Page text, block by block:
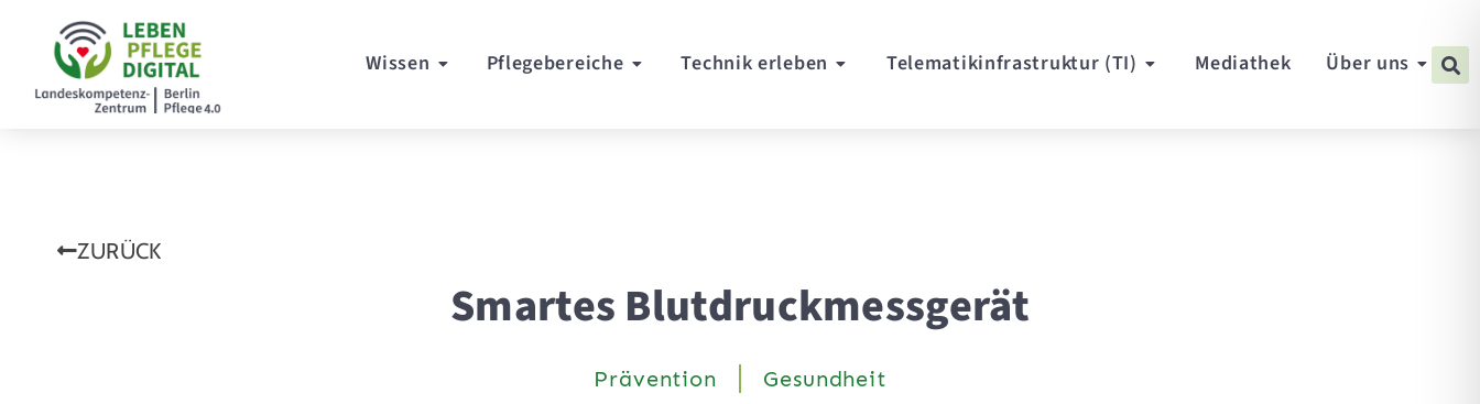
Wissen Pflegebereiche Technik erleben Telematikinfrastruktur (TI) Mediathek Über uns
ZURÜCK
Smartes Blutdruckmessgerät
Prävention Gesundheit